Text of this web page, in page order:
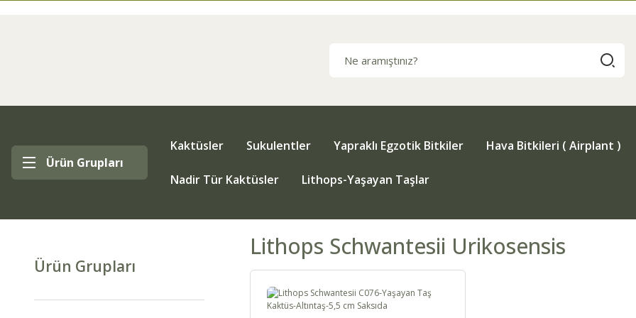
Ürün Grupları
Kaktüsler Sukulentler Yapraklı Egzotik Bitkiler Hava Bitkileri ( Airplant )
Nadir Tür Kaktüsler Lithops-Yaşayan Taşlar
Ürün Grupları
Lithops Schwantesii Urikosensis